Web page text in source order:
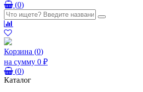
(0)
Корзина (0)
на сумму 0 ₽
(0)
Каталог